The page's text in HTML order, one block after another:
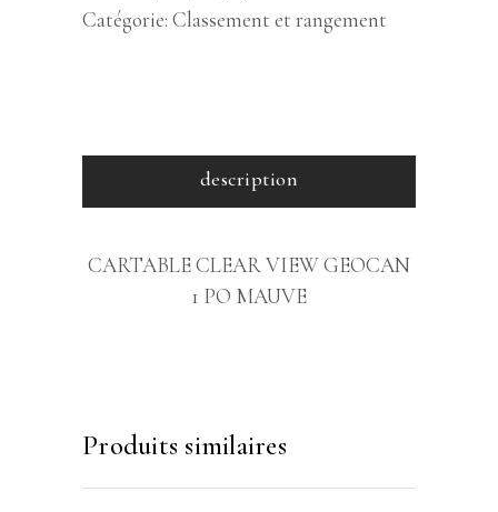
Catégorie: Classement et rangement
description
CARTABLE CLEAR VIEW GEOCAN
1 PO MAUVE
Produits similaires